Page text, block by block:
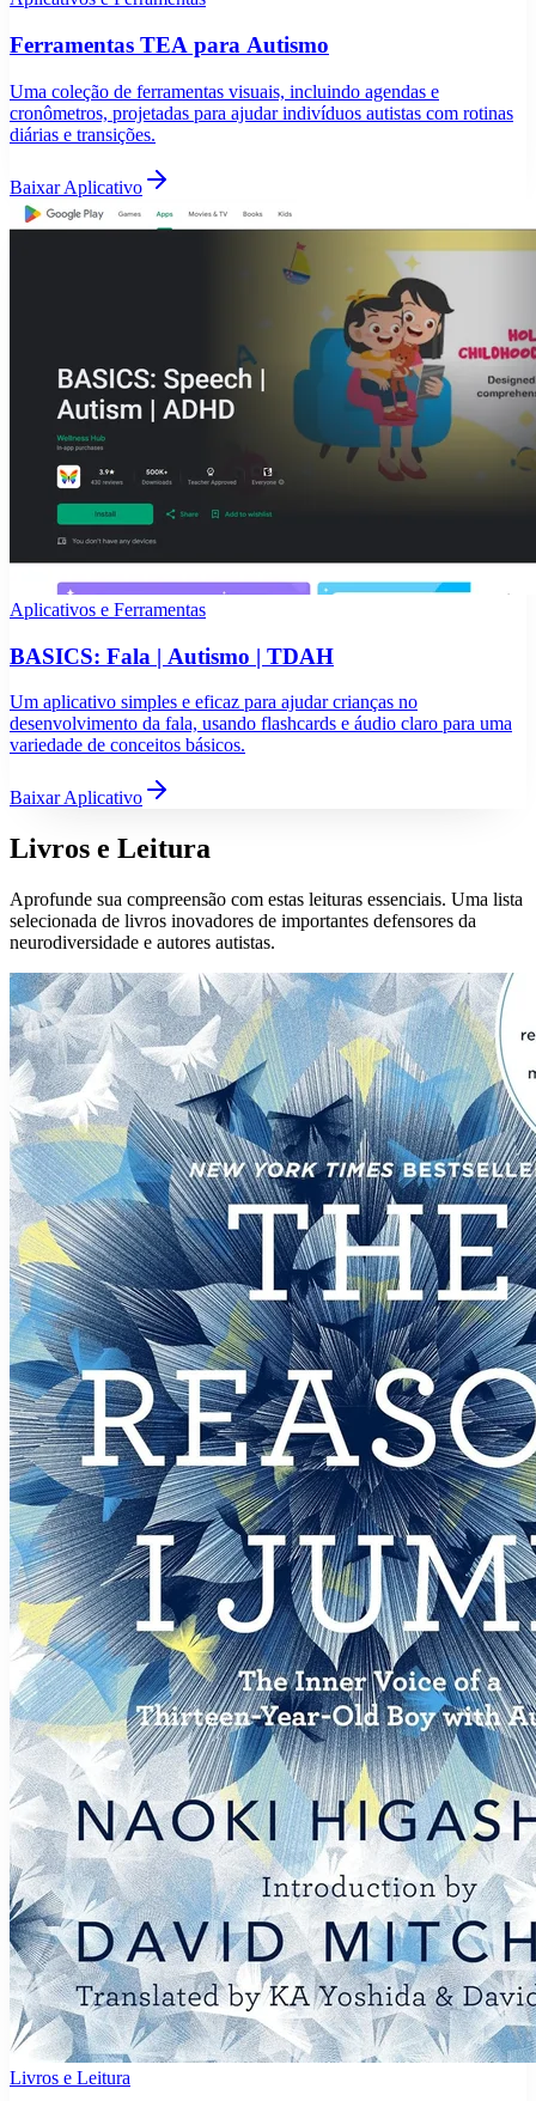
Ferramentas TEA para Autismo
Uma coleção de ferramentas visuais, incluindo agendas e
cronômetros, projetadas para ajudar indivíduos autistas com rotinas
diárias e transições.
Baixar Aplicativo
Aplicativos e Ferramentas
BASICS: Fala | Autismo | TDAH
Um aplicativo simples e eficaz para ajudar crianças no
desenvolvimento da fala, usando flashcards e áudio claro para uma
variedade de conceitos básicos.
Baixar Aplicativo
Livros e Leitura
Aprofunde sua compreensão com estas leituras essenciais. Uma lista
selecionada de livros inovadores de importantes defensores da
neurodiversidade e autores autistas.
Livros e Leitura